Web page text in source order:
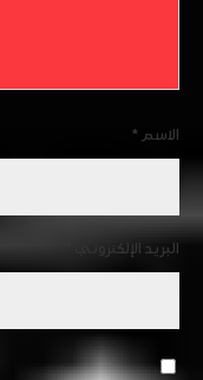
الاسم *
البريد الإلكتروني